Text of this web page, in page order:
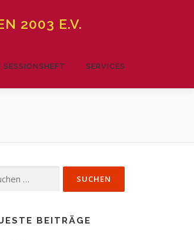
2003 E.V.
SESSIONSHEFT SERVICES
BEITRÄGE